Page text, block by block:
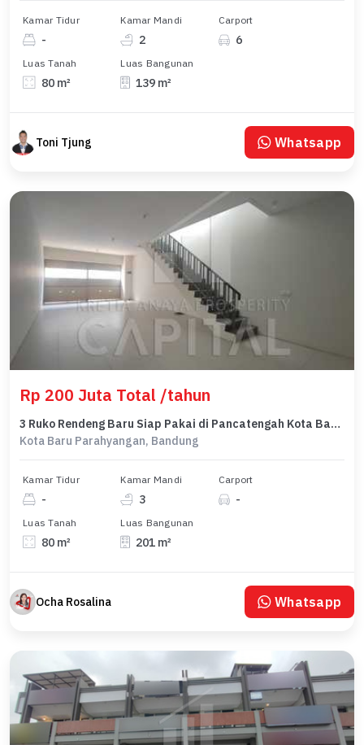
Kamar Tidur
-
Kamar Mandi
2
Carport
6
Luas Tanah
80 m²
Luas Bangunan
139 m²
Toni Tjung Whatsapp
Rp 200 Juta Total /tahun
3 Ruko Rendeng Baru Siap Pakai di Pancatengah Kota Baru Parahyangan
Kota Baru Parahyangan, Bandung
Kamar Tidur
-
Kamar Mandi
3
Carport
-
Luas Tanah
80 m²
Luas Bangunan
201 m²
Ocha Rosalina Whatsapp